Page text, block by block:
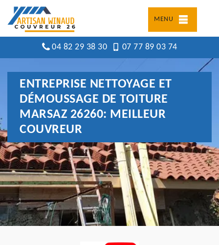
MENU
04 82 29 38 30 07 77 89 03 74
ENTREPRISE NETTOYAGE ET
DÉMOUSSAGE DE TOITURE
MARSAZ 26260: MEILLEUR
COUVREUR